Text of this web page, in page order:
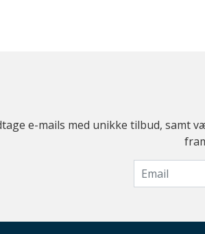
e-mails med unikke tilbud,